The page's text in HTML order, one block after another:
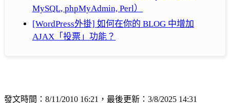
MySQL, phpMyAdmin, Perl）
[WordPress外掛] 如何在你的 BLOG 中增加
AJAX「投票」功能？
發文時間：8/11/2010 16:21，最後更新：3/8/2025 14:31